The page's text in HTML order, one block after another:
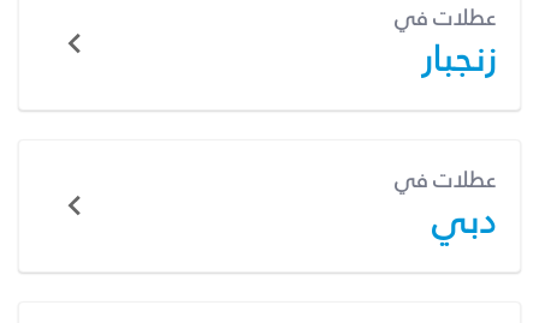
عطلات في
زنجبار
عطلات في
دبي